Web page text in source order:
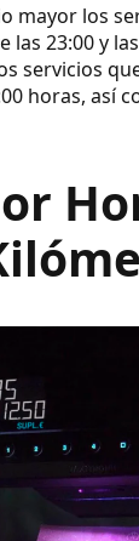
mayor los
las 23:00 y
servicios
horas, así